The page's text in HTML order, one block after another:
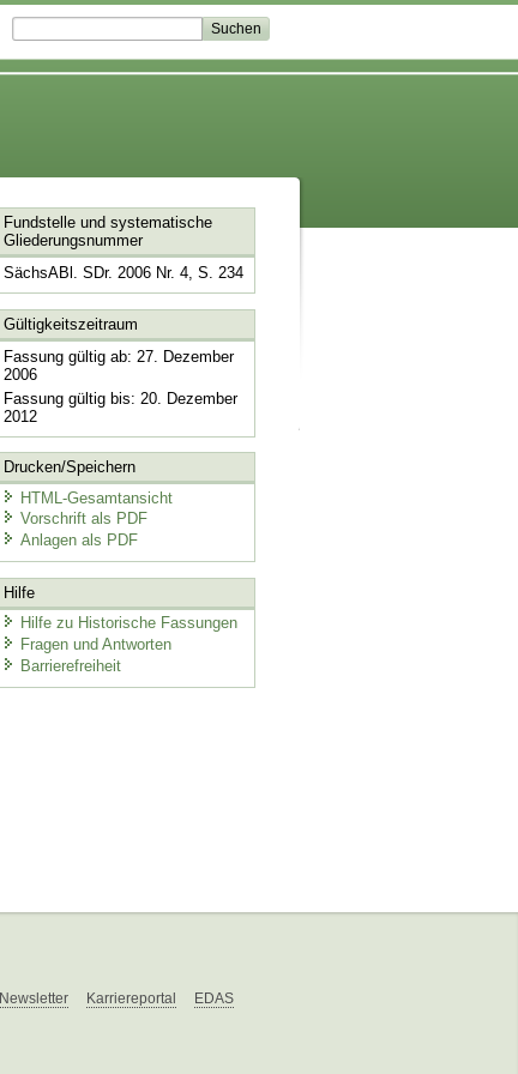
Fundstelle und systematische
Gliederungsnummer
SächsABl. SDr. 2006 Nr. 4, S. 234
Gültigkeitszeitraum
Fassung gültig ab: 27. Dezember
2006
Fassung gültig bis: 20. Dezember
2012
Drucken/Speichern
HTML-Gesamtansicht
Vorschrift als PDF
Anlagen als PDF
Hilfe
Hilfe zu Historische Fassungen
Fragen und Antworten
Barrierefreiheit
Newsletter Karriereportal EDAS